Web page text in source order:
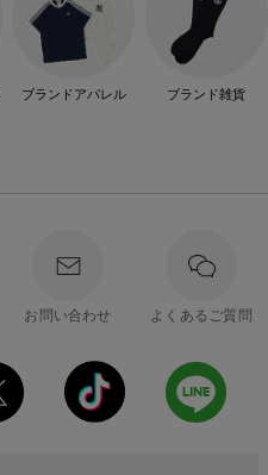
ブランドアパレル ブランド雑貨
お問い合わせ よくあるご質問